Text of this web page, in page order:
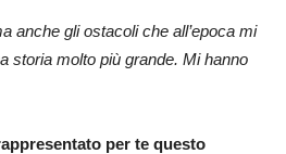
anche gli ostacoli che all’epoca mi
storia molto più grande. Mi hanno
per te questo